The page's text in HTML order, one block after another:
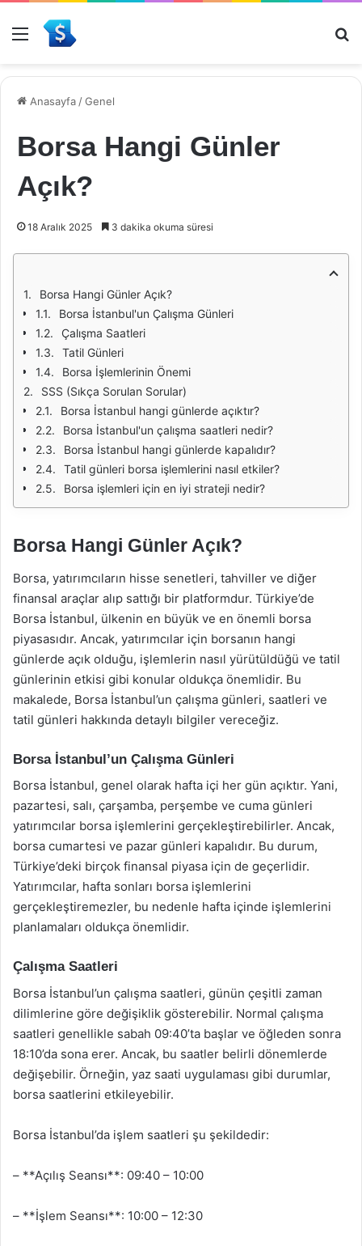
Menü
Anasayfa /Genel
Borsa Hangi Günler
Açık?
18 Aralık 2025 3 dakika okuma süresi
Borsa Hangi Günler Açık?
Borsa İstanbul'un Çalışma Günleri
Çalışma Saatleri
Tatil Günleri
Borsa İşlemlerinin Önemi
SSS (Sıkça Sorulan Sorular)
Borsa İstanbul hangi günlerde açıktır?
Borsa İstanbul'un çalışma saatleri nedir?
Borsa İstanbul hangi günlerde kapalıdır?
Tatil günleri borsa işlemlerini nasıl etkiler?
Borsa işlemleri için en iyi strateji nedir?
Borsa Hangi Günler Açık?
Borsa, yatırımcıların hisse senetleri, tahviller ve diğer
finansal araçlar alıp sattığı bir platformdur. Türkiye’de
Borsa İstanbul, ülkenin en büyük ve en önemli borsa
piyasasıdır. Ancak, yatırımcılar için borsanın hangi
günlerde açık olduğu, işlemlerin nasıl yürütüldüğü ve tatil
günlerinin etkisi gibi konular oldukça önemlidir. Bu
makalede, Borsa İstanbul’un çalışma günleri, saatleri ve
tatil günleri hakkında detaylı bilgiler vereceğiz.
Borsa İstanbul’un Çalışma Günleri
Borsa İstanbul, genel olarak hafta içi her gün açıktır. Yani,
pazartesi, salı, çarşamba, perşembe ve cuma günleri
yatırımcılar borsa işlemlerini gerçekleştirebilirler. Ancak,
borsa cumartesi ve pazar günleri kapalıdır. Bu durum,
Türkiye’deki birçok finansal piyasa için de geçerlidir.
Yatırımcılar, hafta sonları borsa işlemlerini
gerçekleştiremezler, bu nedenle hafta içinde işlemlerini
planlamaları oldukça önemlidir.
Çalışma Saatleri
Borsa İstanbul’un çalışma saatleri, günün çeşitli zaman
dilimlerine göre değişiklik gösterebilir. Normal çalışma
saatleri genellikle sabah 09:40’ta başlar ve öğleden sonra
18:10’da sona erer. Ancak, bu saatler belirli dönemlerde
değişebilir. Örneğin, yaz saati uygulaması gibi durumlar,
borsa saatlerini etkileyebilir.
Borsa İstanbul’da işlem saatleri şu şekildedir:
– **Açılış Seansı**: 09:40 – 10:00
– **İşlem Seansı**: 10:00 – 12:30